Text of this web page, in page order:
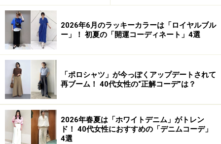
オレンジ色のイージーパンツとデニムブル
ーのシャツ
出典：WEAR
パーソナルカラーがブルーベースの人は、オレンジ色に
苦手意識があるかもしれません。そんなときは、顔まわ
りを避けて取り入れてみましょう。
2026年6月のラッキーカラーは「ロイヤルブル
ー」！ 初夏の「開運コーディネート」4選
「ポロシャツ」が今っぽくアップデートされて
再ブーム！ 40代女性の“正解コーデ”は？
2026年春夏は「ホワイトデニム」がトレン
ド！ 40代女性におすすめの「デニムコーデ」
4選